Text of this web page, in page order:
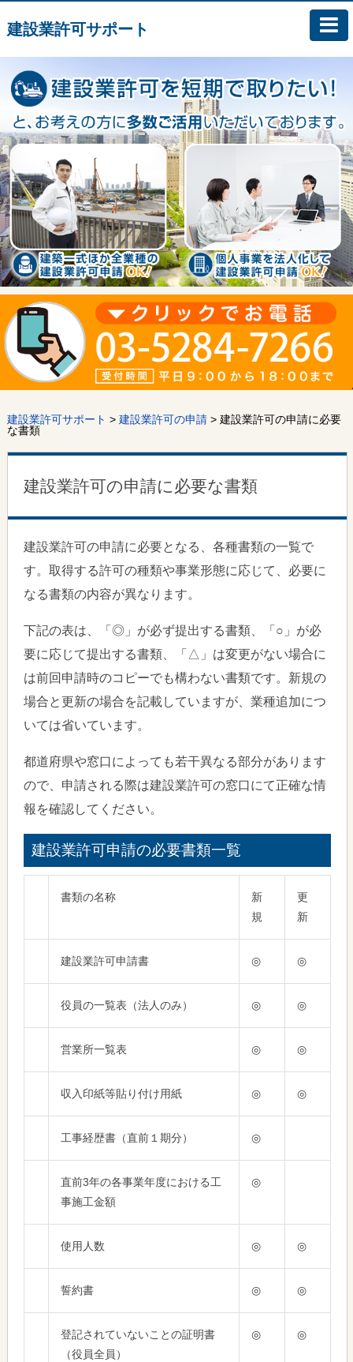
建設業許可サポート
建設業許可サポート > 建設業許可の申請> 建設業許可の申請に必要
な書類
建設業許可の申請に必要な書類
建設業許可の申請に必要となる、各種書類の一覧で
す。取得する許可の種類や事業形態に応じて、必要に
なる書類の内容が異なります。
下記の表は、「◎」が必ず提出する書類、「○」が必
要に応じて提出する書類、「△」は変更がない場合に
は前回申請時のコピーでも構わない書類です。新規の
場合と更新の場合を記載していますが、業種追加につ
いては省いています。
都道府県や窓口によっても若干異なる部分があります
ので、申請される際は建設業許可の窓口にて正確な情
報を確認してください。
建設業許可申請の必要書類一覧
書類の名称
新
規
更
新
建設業許可申請書 ◎ ◎
役員の一覧表（法人のみ） ◎ ◎
営業所一覧表 ◎ ◎
収入印紙等貼り付け用紙 ◎ ◎
工事経歴書（直前１期分） ◎
直前3年の各事業年度における工
事施工金額
◎
使用人数 ◎ ◎
誓約書 ◎ ◎
登記されていないことの証明書
（役員全員）
◎ ◎